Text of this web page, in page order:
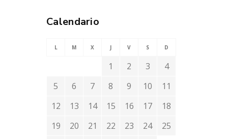
Calendario
L M X J V S D
1 2 3
4
5
6 7 8 9 10
11
12
13 14 15 16 17
18
19
20 21 22 23 24
25